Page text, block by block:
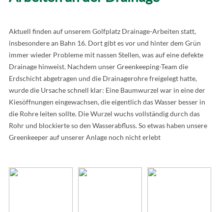
Aktuell finden auf unserem Golfplatz Drainage-Arbeiten statt,
insbesondere an Bahn 16. Dort gibt es vor und hinter dem Grün
immer wieder Probleme mit nassen Stellen, was auf eine defekte
Drainage hinweist. Nachdem unser Greenkeeping-Team die
Erdschicht abgetragen und die Drainagerohre freigelegt hatte,
wurde die Ursache schnell klar: Eine Baumwurzel war in eine der
Kiesöffnungen eingewachsen, die eigentlich das Wasser besser in
die Rohre leiten sollte. Die Wurzel wuchs vollständig durch das
Rohr und blockierte so den Wasserabfluss. So etwas haben unsere
Greenkeeper auf unserer Anlage noch nicht erlebt